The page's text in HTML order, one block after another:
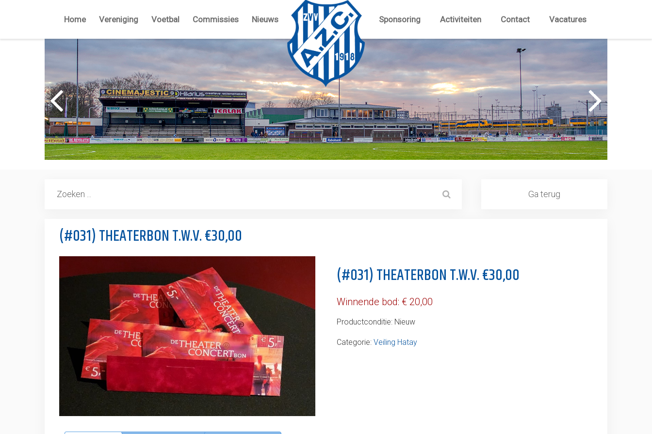
Home Vereniging Voetbal Commissies Nieuws Sponsoring Activiteiten Contact Vacatures
Ga terug
(#031) THEATERBON T.W.V. €30,00
(#031) THEATERBON T.W.V. €30,00
Winnende bod: € 20,00
Productconditie: Nieuw
Categorie: Veiling Hatay